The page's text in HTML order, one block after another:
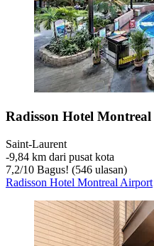
Radisson Hotel
Saint-Laurent
‐9,84 km dari pusat kota
7,2/10 Bagus! (546 ulasan)
Radisson Hotel Montreal Airport